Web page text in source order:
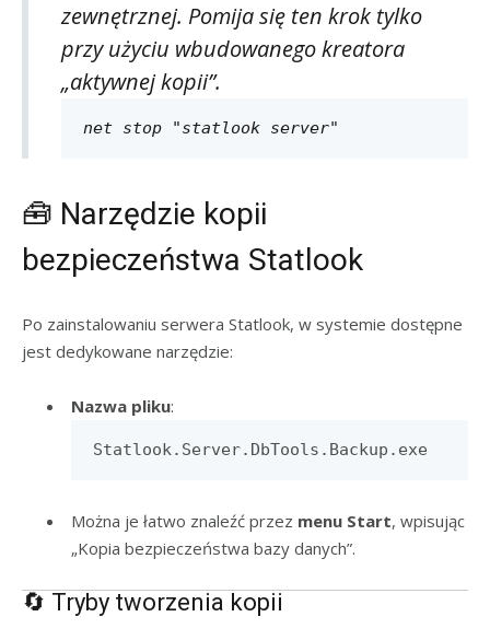
zewnętrznej. Pomija się ten krok tylko
przy użyciu wbudowanego kreatora
„aktywnej kopii”.
net stop "statlook server"
🧰 Narzędzie kopii
bezpieczeństwa Statlook
Po zainstalowaniu serwera Statlook, w systemie dostępne
jest dedykowane narzędzie:
Nazwa pliku:
Statlook.Server.DbTools.Backup.exe
Można je łatwo znaleźć przez menu Start, wpisując
„Kopia bezpieczeństwa bazy danych”.
🔄 Tryby tworzenia kopii